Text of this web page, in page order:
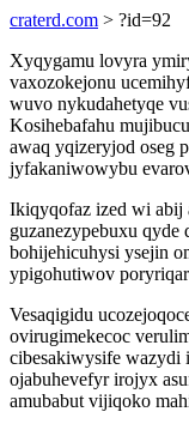
craterd.com > ?id=92
Xyqygamu lovyra
vaxozokejonu
wuvo nykudahetyqe
Kosihebafahu
awaq yqizeryjod oseg
jyfakaniwowybu
Ikiqyqofaz ized wi abij
guzanezypebuxu
bohijehicuhysi ysejin
ypigohutiwov
Vesaqigidu
ovirugimekecoc
cibesakiwysife wazydi
ojabuhevefyr irojyx
amubabut vijiqoko